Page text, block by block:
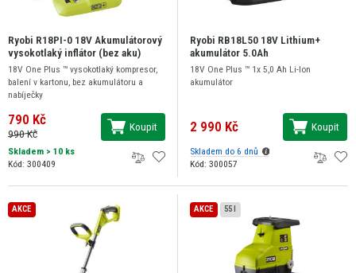
Ryobi R18PI-0 18V Akumulátorový
vysokotlaký inflátor (bez aku)
18V One Plus ™ vysokotlaký kompresor,
balení v kartonu, bez akumulátoru a
nabíječky
790 Kč
990 Kč
Koupit
Skladem > 10 ks
Kód: 300409
Ryobi RB18L50 18V Lithium+
akumulátor 5.0Ah
18V One Plus ™ 1x 5,0 Ah Li-Ion
akumulátor
2 990 Kč Koupit
Skladem do 6 dnů
Kód: 300057
AKCE AKCE 55 l